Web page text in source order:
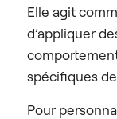
Elle agit
d’appliquer
spécifiques
Pour